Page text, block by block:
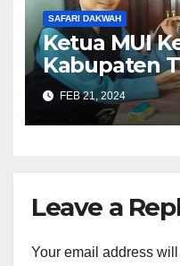
SAFARI DAKWAH
Ketua MUI
Kabupaten
Belum
Muhammad
FEB 21, 2024
Leave a
Your email address